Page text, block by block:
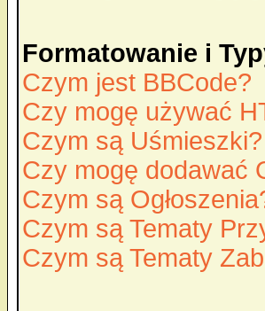
Formatowanie i
Czym jest BBCode?
Czy mogę używać
Czym są Uśmieszki?
Czy mogę dodawać
Czym są
Czym są Tematy
Czym są Tematy